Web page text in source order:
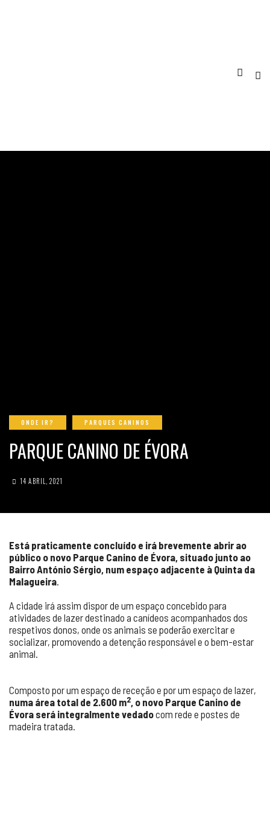
ONDE IR? PARQUES CANINOS
PARQUE CANINO DE ÉVORA
14 ABRIL, 2021
Está praticamente concluído e irá brevemente abrir ao
público o novo Parque Canino de Évora, situado junto ao
Bairro António Sérgio, num espaço adjacente à Quinta da
Malagueira.
A cidade irá assim dispor de um espaço concebido para
atividades de lazer destinado a canídeos acompanhados dos
respetivos donos, onde os animais se poderão exercitar e
socializar, promovendo a detenção responsável e o bem-estar
animal.
Composto por um espaço de receção e por um espaço de lazer,
numa área total de 2.600 m2, o novo Parque Canino de
Évora será integralmente vedadocom rede e postes de
madeira tratada.